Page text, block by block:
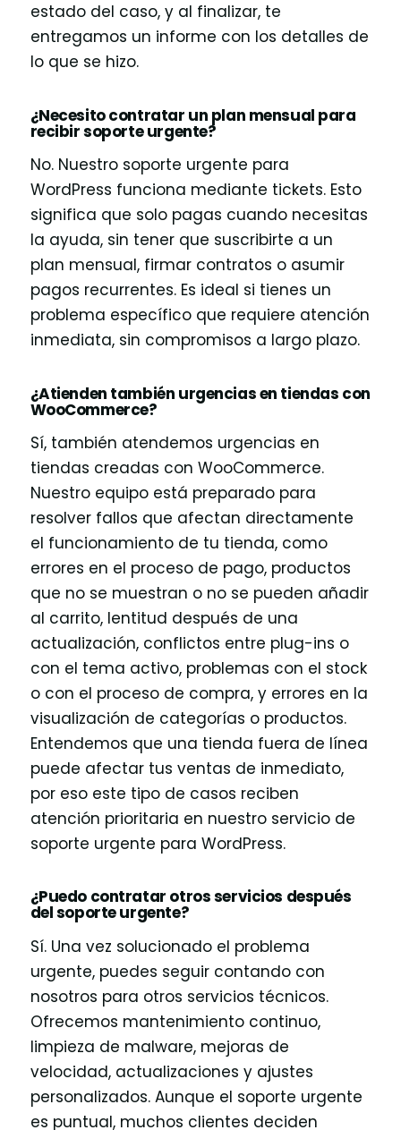
estado del caso, y al finalizar, te
entregamos un informe con los detalles de
lo que se hizo.
¿Necesito contratar un plan mensual para
recibir soporte urgente?
No. Nuestro soporte urgente para
WordPress funciona mediante tickets. Esto
significa que solo pagas cuando necesitas
la ayuda, sin tener que suscribirte a un
plan mensual, firmar contratos o asumir
pagos recurrentes. Es ideal si tienes un
problema específico que requiere atención
inmediata, sin compromisos a largo plazo.
¿Atienden también urgencias en tiendas con
WooCommerce?
Sí, también atendemos urgencias en
tiendas creadas con WooCommerce.
Nuestro equipo está preparado para
resolver fallos que afectan directamente
el funcionamiento de tu tienda, como
errores en el proceso de pago, productos
que no se muestran o no se pueden añadir
al carrito, lentitud después de una
actualización, conflictos entre plug-ins o
con el tema activo, problemas con el stock
o con el proceso de compra, y errores en la
visualización de categorías o productos.
Entendemos que una tienda fuera de línea
puede afectar tus ventas de inmediato,
por eso este tipo de casos reciben
atención prioritaria en nuestro servicio de
soporte urgente para WordPress.
¿Puedo contratar otros servicios después
del soporte urgente?
Sí. Una vez solucionado el problema
urgente, puedes seguir contando con
nosotros para otros servicios técnicos.
Ofrecemos mantenimiento continuo,
limpieza de malware, mejoras de
velocidad, actualizaciones y ajustes
personalizados. Aunque el soporte urgente
es puntual, muchos clientes deciden